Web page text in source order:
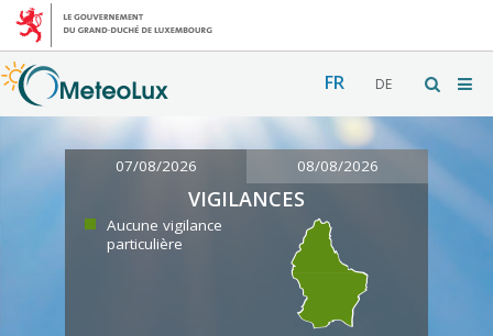
FR DE
07/08/2026 08/08/2026
VIGILANCES
Aucune vigilance
particulière